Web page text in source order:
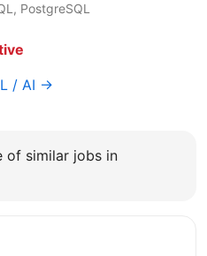
PostgreSQL
/ AI →
of similar jobs in